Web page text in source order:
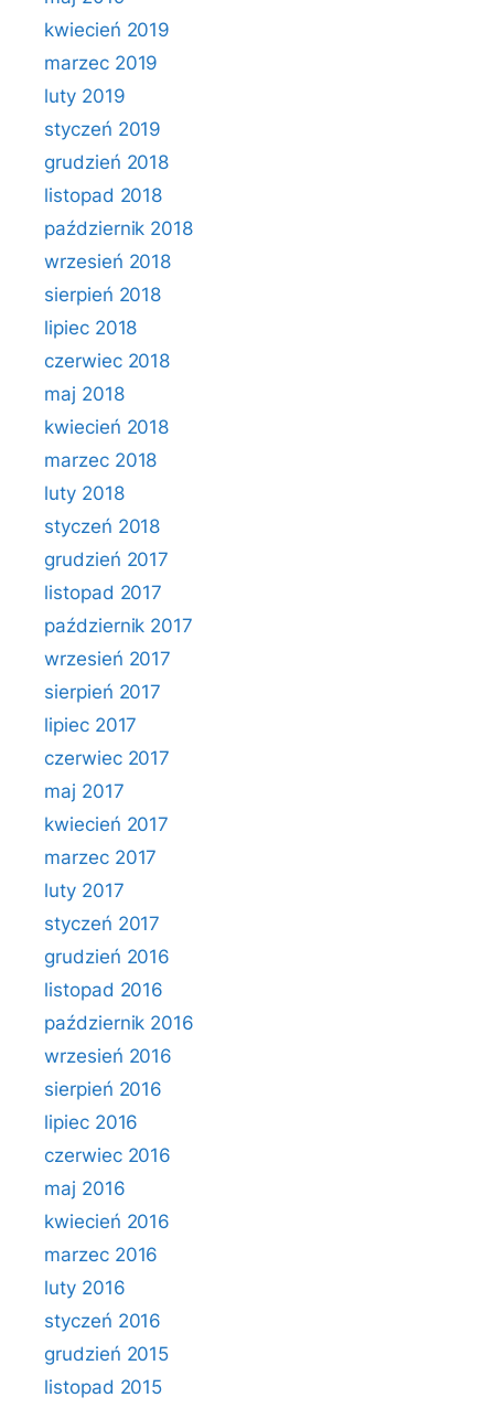
kwiecień 2019
marzec 2019
luty 2019
styczeń 2019
grudzień 2018
listopad 2018
październik 2018
wrzesień 2018
sierpień 2018
lipiec 2018
czerwiec 2018
maj 2018
kwiecień 2018
marzec 2018
luty 2018
styczeń 2018
grudzień 2017
listopad 2017
październik 2017
wrzesień 2017
sierpień 2017
lipiec 2017
czerwiec 2017
maj 2017
kwiecień 2017
marzec 2017
luty 2017
styczeń 2017
grudzień 2016
listopad 2016
październik 2016
wrzesień 2016
sierpień 2016
lipiec 2016
czerwiec 2016
maj 2016
kwiecień 2016
marzec 2016
luty 2016
styczeń 2016
grudzień 2015
listopad 2015